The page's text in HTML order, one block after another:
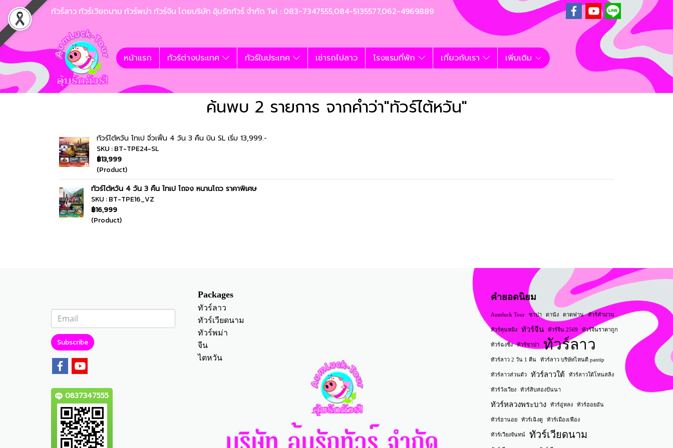
ทัวร์ลาว ทัวร์เวียดนาม ทัวร์พม่า ทัวร์จีน โดยบริษัท อุ้มรักทัวร์ จำกัด Tel : 083-7347555,084-5135577,062-4969889
หน้าแรก ทัวร์ต่างประเทศ ทัวร์ในประเทศ เช่ารถไปลาว โรงแรมที่พัก เกี่ยวกับเรา เพิ่มเติม
ค้นพบ 2 รายการ จากคำว่า"ทัวร์ไต้หวัน"
ทัวร์ไต้หวัน ไทเป จิ่วเฟิ้น 4 วัน 3 คืน บิน SL เริ่ม 13,999.-
SKU : BT-TPE24-SL
฿13,999
(Product)
ทัวร์ไต้หวัน 4 วัน 3 คืน ไทเป ไถจง หนานโถว ราคาพิเศษ
SKU : BT-TPE16_VZ
฿16,999
(Product)
Subscribe
0837347555
Packages
ทัวร์ลาว
ทัวร์เวียดนาม
ทัวร์พม่า
จีน
ไตหวัน
คำยอดนิยม
Aumluck Tour ซาปา ดานัง ตาดฟาน ทัวร์คำม่วน
ทัวร์คุนหมิง ทัวร์จีน ทัวร์จีน 2569 ทัวร์จีนราคาถูก
ทัวร์ฉงชิ่ง ทัวร์ซาปา ทัวร์ลาว
ทัวร์ลาว 2 วัน 1 คืน ทัวร์ลาว บริษัทไหนดี pantip
ทัวร์ลาวส่วนตัว ทัวร์ลาวใต้ ทัวร์ลาวใต้โหนสลิง
ทัวร์วังเวียง ทัวร์สิบสองปันนา
ทัวร์หลวงพระบาง ทัวร์อู่หลง ทัวร์ฮอยอัน
ทัวร์ฮานอย ทัวร์เฉิงตู ทัวร์เมืองเฟือง
ทัวร์เวียงจันทน์ ทัวร์เวียดนาม